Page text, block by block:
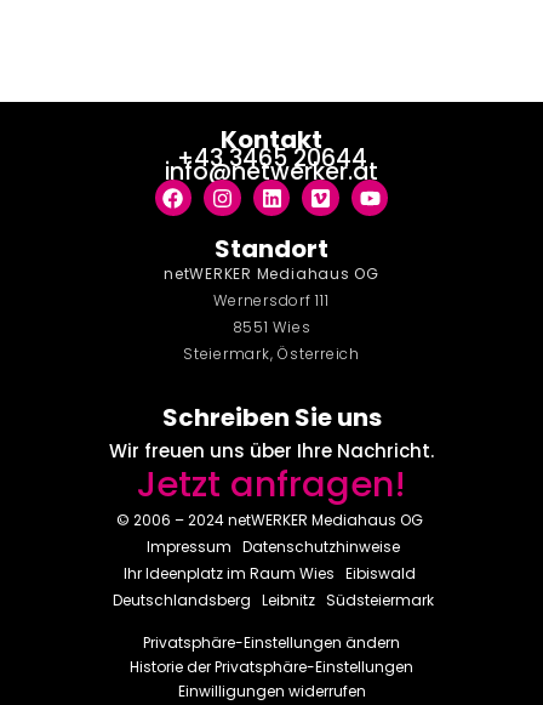
Standort
netWERKER Mediahaus OG
Wernersdorf 111
8551 Wies
Steiermark, Österreich
Kontakt
+43 3465 20644
info@netwerker.at
Schreiben Sie uns
Wir freuen uns über Ihre Nachricht.
Jetzt anfragen!
© 2006 – 2024 netWERKER Mediahaus OG
Impressum Datenschutzhinweise
Ihr Ideenplatz im Raum Wies Eibiswald
Deutschlandsberg Leibnitz Südsteiermark
Privatsphäre-Einstellungen ändern
Historie der Privatsphäre-Einstellungen
Einwilligungen widerrufen